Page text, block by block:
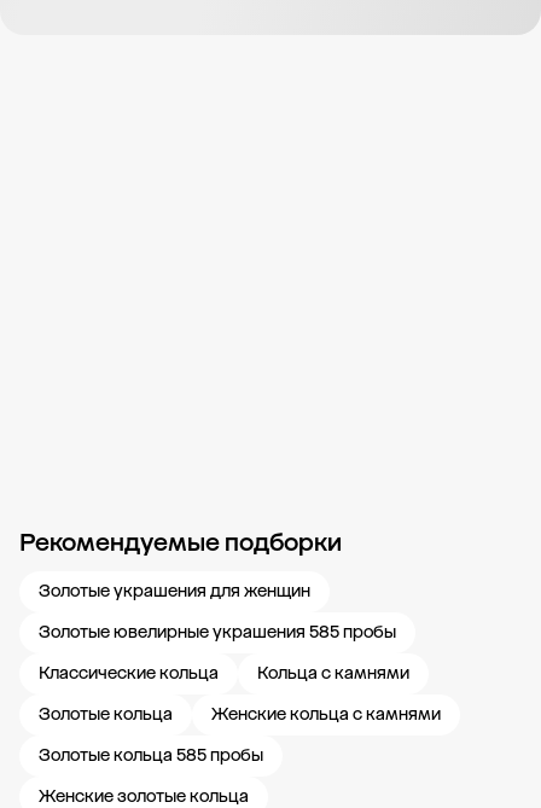
Рекомендуемые подборки
Золотые украшения для женщин
Золотые ювелирные украшения 585 пробы
Классические кольца
Кольца с камнями
Золотые кольца
Женские кольца с камнями
Золотые кольца 585 пробы
Женские золотые кольца
Новости компании Журнал ЗОЛОТОЙ Блог